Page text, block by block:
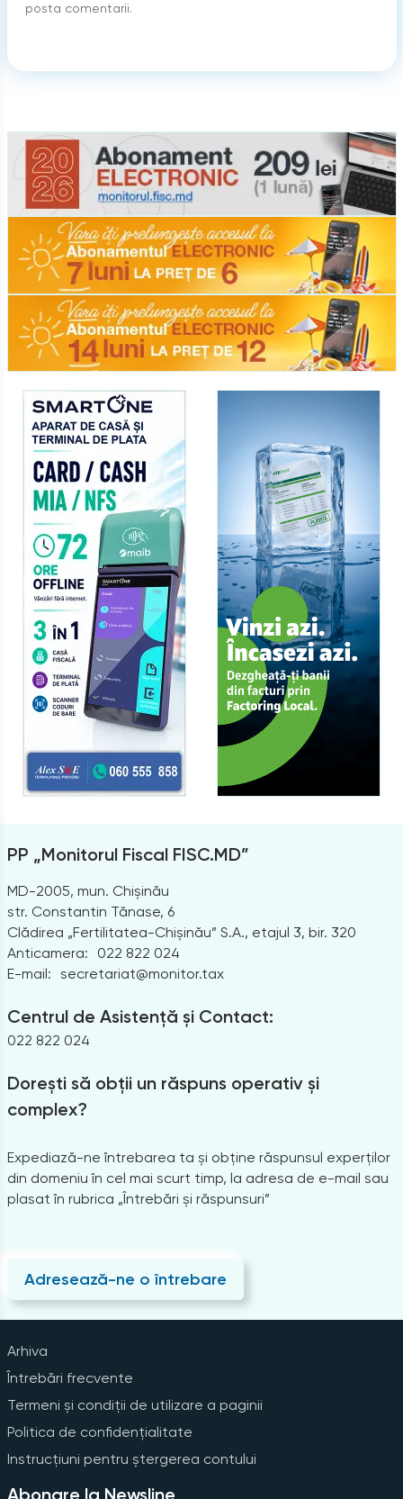
posta comentarii.
PP „Monitorul Fiscal FISC.MD”
MD-2005, mun. Chișinău
str. Constantin Tănase, 6
Clădirea „Fertilitatea-Chișinău” S.A., etajul 3, bir. 320
Anticamera:
022 822 024
E-mail: secretariat@monitor.tax
Centrul de Asistență și Contact:
022 822 024
Dorești să obții un răspuns operativ și
complex?
Expediază-ne întrebarea ta și obține răspunsul experților
din domeniu în cel mai scurt timp, la adresa de e-mail sau
plasat în rubrica „Întrebări și răspunsuri”
Adresează-ne o întrebare
Arhiva
Întrebări frecvente
Termeni și condiții de utilizare a paginii
Politica de confidențialitate
Instrucțiuni pentru ștergerea contului
Abonare la Newsline